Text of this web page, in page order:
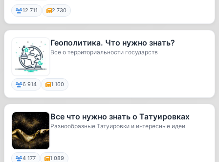
н...
12 711 2 730
Геополитика. Что нужно знать?
Все о территориальности государств
6 914 1 160
Все что нужно знать о Татуировках
Разнообразные Татуировки и интересные идеи
4 177 1 089